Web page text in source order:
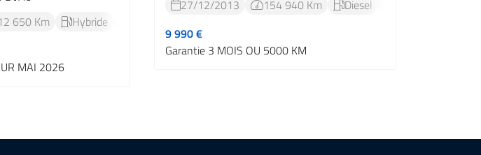
650 Km Hybride
MAI 2026
27/12/2013 154 940 Km Diesel
9 990 €
Garantie 3 MOIS OU 5000 KM